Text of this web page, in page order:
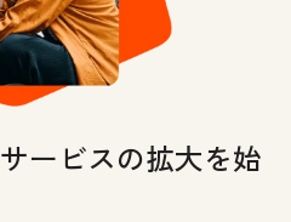
ービスの拡大を始